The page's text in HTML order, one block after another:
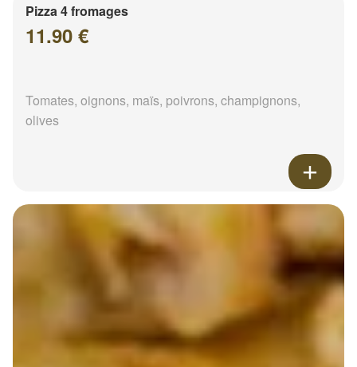
Pizza 4 fromages
11.90 €
Tomates, oignons, maïs, poivrons, champignons,
olives